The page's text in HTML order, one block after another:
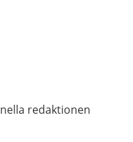
redaktionen